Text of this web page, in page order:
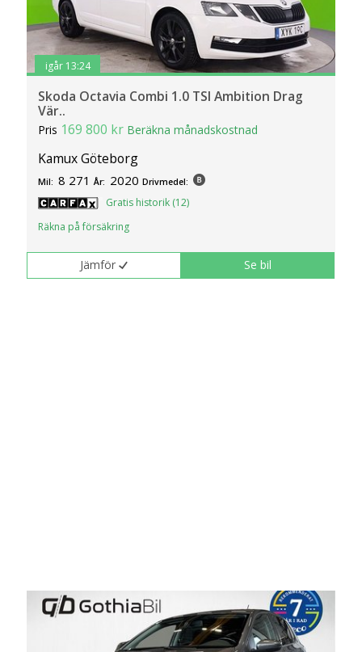
igår 13:24
Skoda Octavia Combi 1.0 TSI Ambition Drag
Vär..
Pris 169 800 kr Beräkna månadskostnad
Kamux Göteborg
Mil: 8 271 År: 2020 Drivmedel:
Gratis historik (12)
Räkna på försäkring
Jämför Se bil